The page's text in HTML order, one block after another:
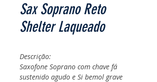
Sax Soprano Reto
Shelter Laqueado
Descrição:
Saxofone Soprano com chave fá
sustenido agudo e Si bemol grave